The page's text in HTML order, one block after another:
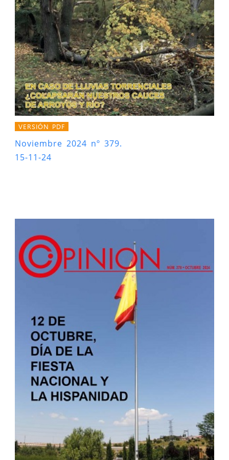
VERSIÓN PDF
Noviembre 2024 nº 379.
15-11-24